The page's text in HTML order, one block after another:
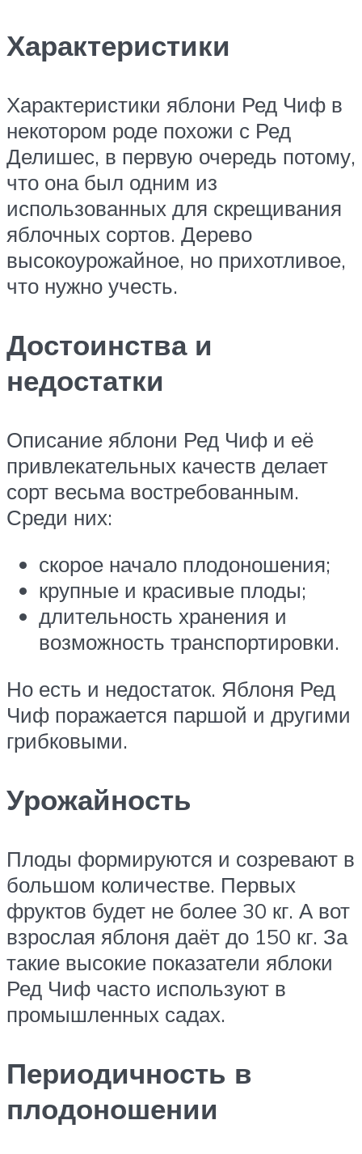
Характеристики
Характеристики яблони Ред Чиф в
некотором роде похожи с Ред
Делишес, в первую очередь потому,
что она был одним из
использованных для скрещивания
яблочных сортов. Дерево
высокоурожайное, но прихотливое,
что нужно учесть.
Достоинства и
недостатки
Описание яблони Ред Чиф и её
привлекательных качеств делает
сорт весьма востребованным.
Среди них:
скорое начало плодоношения;
крупные и красивые плоды;
длительность хранения и
возможность транспортировки.
Но есть и недостаток. Яблоня Ред
Чиф поражается паршой и другими
грибковыми.
Урожайность
Плоды формируются и созревают в
большом количестве. Первых
фруктов будет не более 30 кг. А вот
взрослая яблоня даёт до 150 кг. За
такие высокие показатели яблоки
Ред Чиф часто используют в
промышленных садах.
Периодичность в
плодоношении